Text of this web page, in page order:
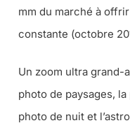
mm du marché à
constante (octobre
Un zoom ultra grand-
photo de paysages,
photo de nuit et